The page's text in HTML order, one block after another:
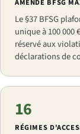
AMENDE BFSG
Le §37 BFSG
unique à 100 000
réservé aux
déclarations de
16
RÉGIMES